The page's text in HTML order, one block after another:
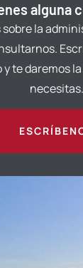
alguna
la
te daremos
necesitas.